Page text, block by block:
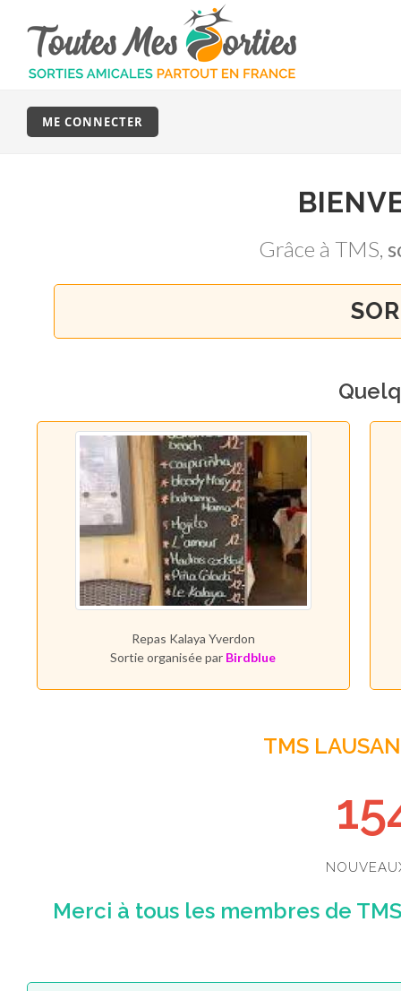
ME CONNECTER
Grâce à TMS,
Repas Kalaya Yverdon
Sortie organisée par Birdblue
TMS
Merci à tous les membres de